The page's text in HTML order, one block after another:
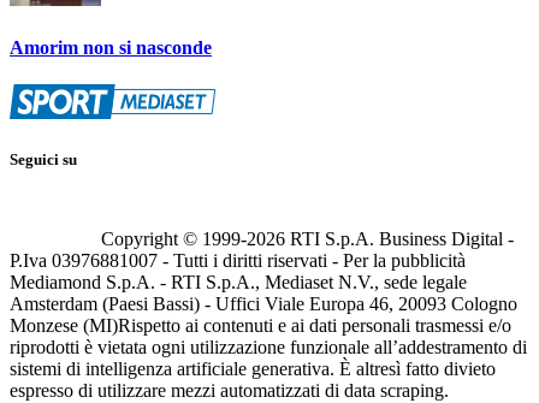
Amorim non si nasconde
Seguici su
Copyright © 1999-2026 RTI S.p.A. Business Digital -
P.Iva 03976881007 - Tutti i diritti riservati - Per la pubblicità
Mediamond S.p.A. - RTI S.p.A., Mediaset N.V., sede legale
Amsterdam (Paesi Bassi) - Uffici Viale Europa 46, 20093 Cologno
Monzese (MI)Rispetto ai contenuti e ai dati personali trasmessi e/o
riprodotti è vietata ogni utilizzazione funzionale all’addestramento di
sistemi di intelligenza artificiale generativa. È altresì fatto divieto
espresso di utilizzare mezzi automatizzati di data scraping.